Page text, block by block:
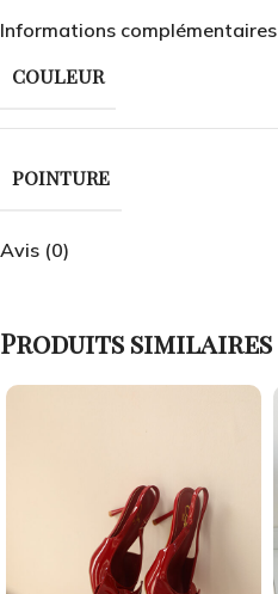
Informations complémentaires
COULEUR
POINTURE
Avis (0)
Produits similaires